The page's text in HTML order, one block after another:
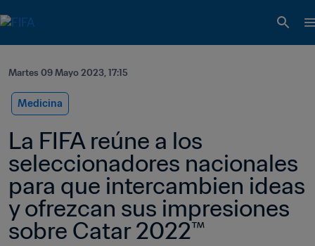
Martes 09 Mayo 2023, 17:15
Medicina
La FIFA reúne a los
seleccionadores nacionales
para que intercambien ideas
y ofrezcan sus impresiones
sobre Catar 2022™